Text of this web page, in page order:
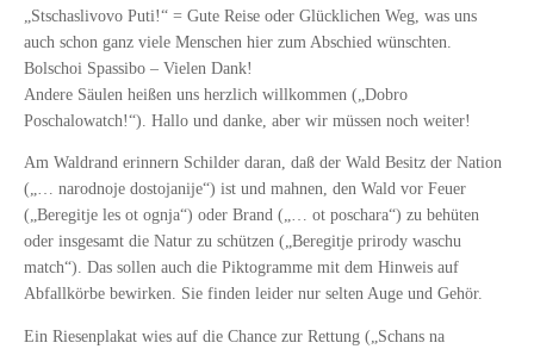
„Stschaslivovo Puti!“ = Gute Reise oder Glücklichen Weg, was uns
auch schon ganz viele Menschen hier zum Abschied wünschten.
Bolschoi Spassibo – Vielen Dank!
Andere Säulen heißen uns herzlich willkommen („Dobro
Poschalowatch!“). Hallo und danke, aber wir müssen noch weiter!
Am Waldrand erinnern Schilder daran, daß der Wald Besitz der Nation
(„… narodnoje dostojanije“) ist und mahnen, den Wald vor Feuer
(„Beregitje les ot ognja“) oder Brand („… ot poschara“) zu behüten
oder insgesamt die Natur zu schützen („Beregitje prirody waschu
match“). Das sollen auch die Piktogramme mit dem Hinweis auf
Abfallkörbe bewirken. Sie finden leider nur selten Auge und Gehör.
Ein Riesenplakat wies auf die Chance zur Rettung („Schans na